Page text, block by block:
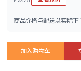
商品价格与配送以实际下
加入购物车